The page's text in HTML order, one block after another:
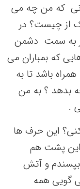
که من چه می
از چیست؟ در
به سمت دشمن
که بمباران می
باشد تا به
بدهد ؟ به من
.
این حرف ها
پشت هم
بپسندم و آتش
گویی همه